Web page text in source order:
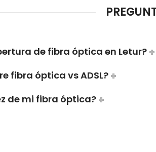
de fibra óptica en Letur?
fibra óptica vs ADSL?
de mi fibra óptica?